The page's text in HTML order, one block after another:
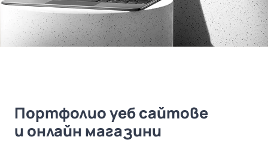
Портфолио уеб сайтове
и онлайн магазини